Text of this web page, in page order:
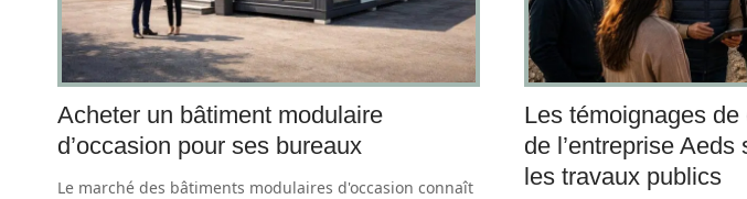
Acheter un bâtiment modulaire
d’occasion pour ses bureaux
Le marché des bâtiments modulaires d'occasion connaît
Les témoignages
de l’entreprise
les travaux publics